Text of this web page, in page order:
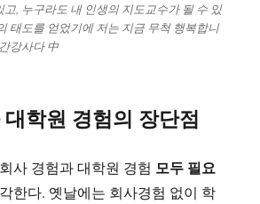
, 누구라도 내 인생의 지도교수가 될 수 있
태도를 얻었기에 저는 지금 무척 행복합니
강사다 中
학원 경험의 장단점
사 경험과 대학원 경험 모두 필요
한다. 옛날에는 회사경험 없이 학